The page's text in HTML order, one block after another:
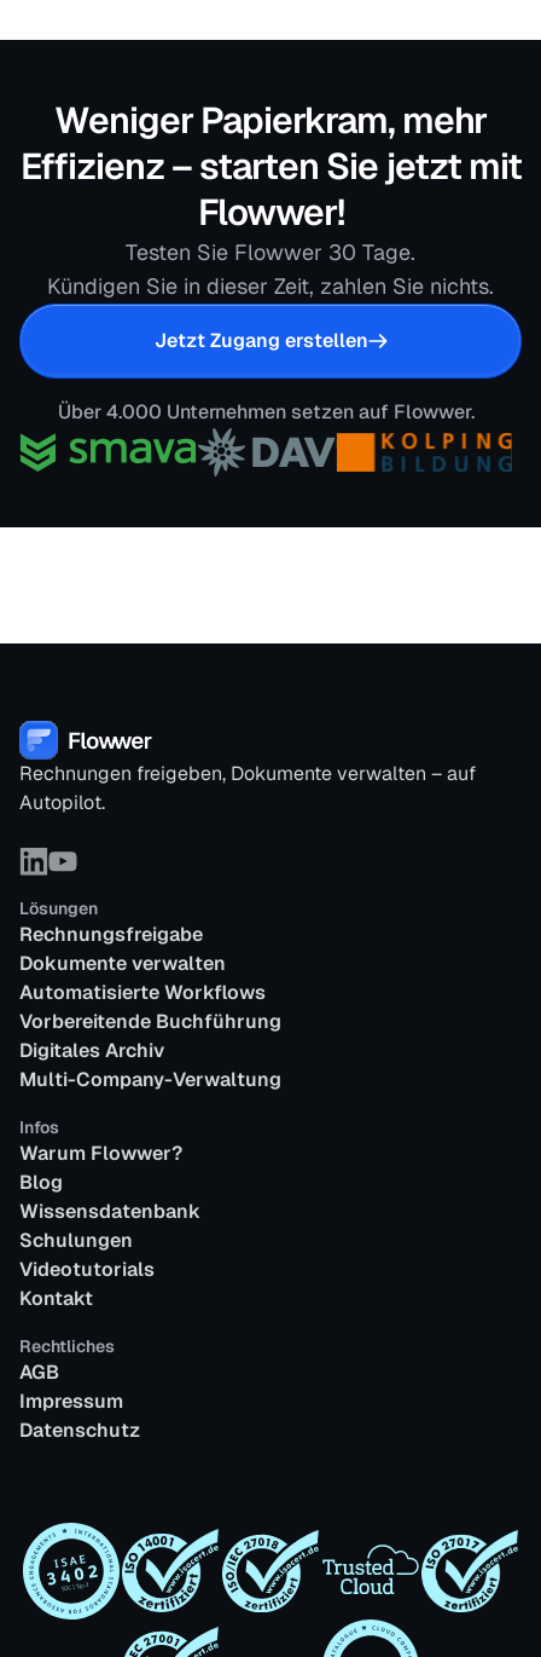
Weniger Papierkram, mehr
Effizienz – starten Sie jetzt mit
Flowwer!
Testen Sie Flowwer 30 Tage.
Kündigen Sie in dieser Zeit, zahlen Sie nichts.
Jetzt Zugang erstellen
Über 4.000 Unternehmen setzen auf Flowwer.
Rechnungen freigeben, Dokumente verwalten – auf
Autopilot.
Lösungen
Rechnungsfreigabe
Dokumente verwalten
Automatisierte Workflows
Vorbereitende Buchführung
Digitales Archiv
Multi-Company-Verwaltung
Infos
Warum Flowwer?
Blog
Wissensdatenbank
Schulungen
Videotutorials
Kontakt
Rechtliches
AGB
Impressum
Datenschutz